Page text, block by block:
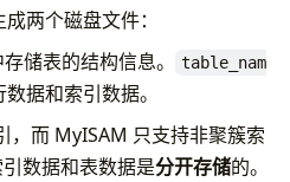
下推
可重复读
两个磁盘文件：
储表的结构信息。
table_nam
据和索引数据。
，而 MyISAM 只支持非聚簇索
数据和表数据是分开存储的。